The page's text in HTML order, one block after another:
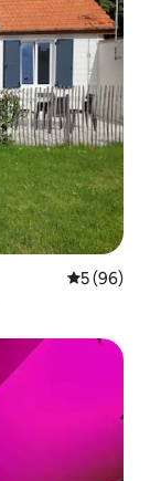
Średnia
5 (96)